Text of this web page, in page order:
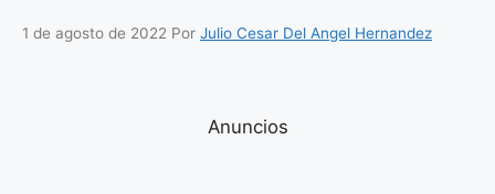
1 de agosto de 2022 Por Julio Cesar Del Angel Hernandez
Anuncios